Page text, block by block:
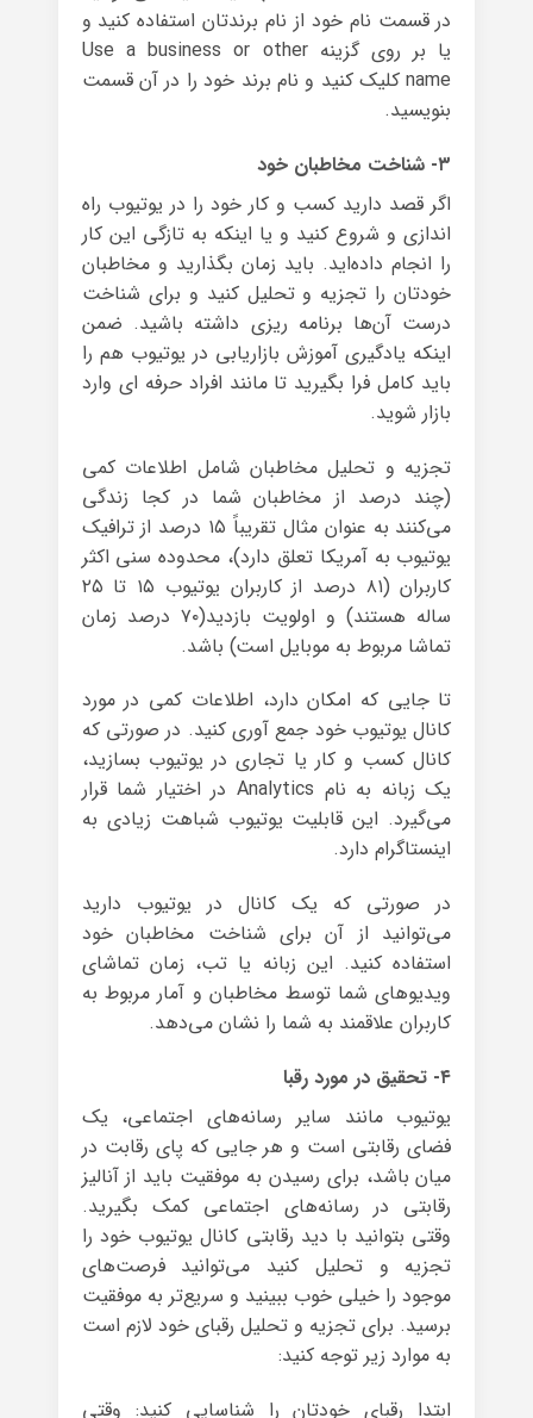
در قسمت نام خود از نام برندتان استفاده کنید و
یا بر روی گزینه Use a business or other
name کلیک کنید و نام برند خود را در آن قسمت
بنویسید.
۳- شناخت مخاطبان خود
اگر قصد دارید کسب و کار خود را در یوتیوب راه
اندازی و شروع کنید و یا اینکه به تازگی این کار
را انجام داده‌اید. باید زمان بگذارید و مخاطبان
خودتان را تجزیه و تحلیل کنید و برای شناخت
درست آن‌ها برنامه ریزی داشته باشید. ضمن
اینکه یادگیری آموزش بازاریابی در یوتیوب هم را
باید کامل فرا بگیرید تا مانند افراد حرفه ای وارد
بازار شوید.
تجزیه و تحلیل مخاطبان شامل اطلاعات کمی
(چند درصد از مخاطبان شما در کجا زندگی
می‌کنند به عنوان مثال تقریباً ۱۵ درصد از ترافیک
یوتیوب به آمریکا تعلق دارد)، محدوده سنی اکثر
کاربران (۸۱ درصد از کاربران یوتیوب ۱۵ تا ۲۵
ساله هستند) و اولویت بازدید(۷۰ درصد زمان
تماشا مربوط به موبایل است) باشد.
تا جایی که امکان دارد، اطلاعات کمی در مورد
کانال یوتیوب خود جمع آوری کنید. در صورتی که
کانال کسب و کار یا تجاری در یوتیوب بسازید،
یک زبانه به نام Analytics در اختیار شما قرار
می‌گیرد. این قابلیت یوتیوب شباهت زیادی به
اینستاگرام دارد.
در صورتی که یک کانال در یوتیوب دارید
می‌توانید از آن برای شناخت مخاطبان خود
استفاده کنید. این زبانه یا تب، زمان تماشای
ویدیوهای شما توسط مخاطبان و آمار مربوط به
کاربران علاقمند به شما را نشان می‌دهد.
۴- تحقیق در مورد رقبا
یوتیوب مانند سایر رسانه‌های اجتماعی، یک
فضای رقابتی است و هر جایی که پای رقابت در
میان باشد، برای رسیدن به موفقیت باید از آنالیز
رقابتی در رسانه‌های اجتماعی کمک بگیرید.
وقتی بتوانید با دید رقابتی کانال یوتیوب خود را
تجزیه و تحلیل کنید می‌توانید فرصت‌های
موجود را خیلی خوب ببینید و سریع‌تر به موفقیت
برسید. برای تجزیه و تحلیل رقبای خود لازم است
به موارد زیر توجه کنید:
ابتدا رقبای خودتان را شناسایی کنید: وقتی